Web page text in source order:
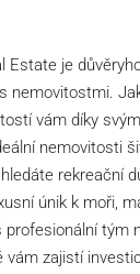
Estate je
nemovitostmi.
vám díky
nemovitosti
rekreační
únik k moři,
tým
vám zajistí